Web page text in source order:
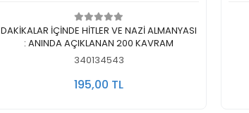
Sepete Ekle
DAKİKALAR İÇİNDE HİTLER VE NAZİ ALMANYASI
: ANINDA AÇIKLANAN 200 KAVRAM
340134543
195,00 TL